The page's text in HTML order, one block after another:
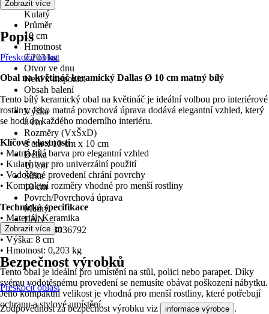
Tvar
Kulatý
Průměr
10 cm
Hmotnost
0,203 kg
Otvor ve dnu
Není k dispozici
Obsah balení
-
Výška
8 cm
Rozměry (VxŠxD)
8 cm x 10 cm x 10 cm
Délka
10 cm
Šířka
10 cm
Povrch/Povrchová úprava
Matný
EAN
4006063036792
Zobrazit více
Popis
Přeskočit oblast
Obal na květináč keramický Dallas Ø 10 cm matný bílý
Tento bílý keramický obal na květináč je ideální volbou pro interiérové
rostliny. Jeho matná povrchová úprava dodává elegantní vzhled, který
se hodí do každého moderního interiéru.
Klíčové vlastnosti
• Matná bílá barva pro elegantní vzhled
• Kulatý tvar pro univerzální použití
• Vodotěsné provedení chrání povrchy
• Kompaktní rozměry vhodné pro menší rostliny
Technická specifikace
• Materiál: Keramika
• Průměr: 10 cm
• Výška: 8 cm
• Hmotnost: 0,203 kg
Tento obal je ideální pro umístění na stůl, polici nebo parapet. Díky
svému vodotěsnému provedení se nemusíte obávat poškození nábytku.
Jeho kompaktní velikost je vhodná pro menší rostliny, které potřebují
ochranu a stylové umístění.
Zobrazit více
Bezpečnost výrobků
Přeskočit oblast
Zodpovědnost za bezpečnost výrobku viz informace výrobce .